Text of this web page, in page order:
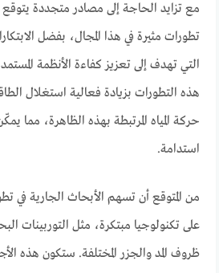
مع تزايد الحاجة إلى مصادر متجددة يتوقع
تطورات مثيرة في هذا المجال، بفضل
التي تهدف إلى تعزيز كفاءة الأنظمة
هذه التطورات بزيادة فعالية استغلال
حركة المياه المرتبطة بهذه الظاهرة، مما
استدامة.
من المتوقع أن تسهم الأبحاث الجارية في
على تكنولوجيا مبتكرة، مثل التوربينات
ظروف المد والجزر المختلفة. ستكون هذه